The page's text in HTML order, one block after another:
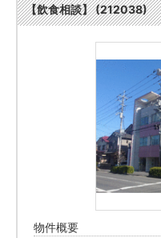
【飲食相談】 (212038)
物件概要